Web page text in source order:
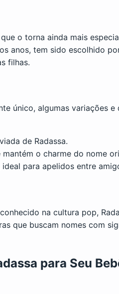
o torna ainda mais
anos, tem sido escolhido
filhas.
único, algumas variações
de Radassa.
o charme do nome
para apelidos entre
na cultura pop,
que buscam nomes com
para Seu